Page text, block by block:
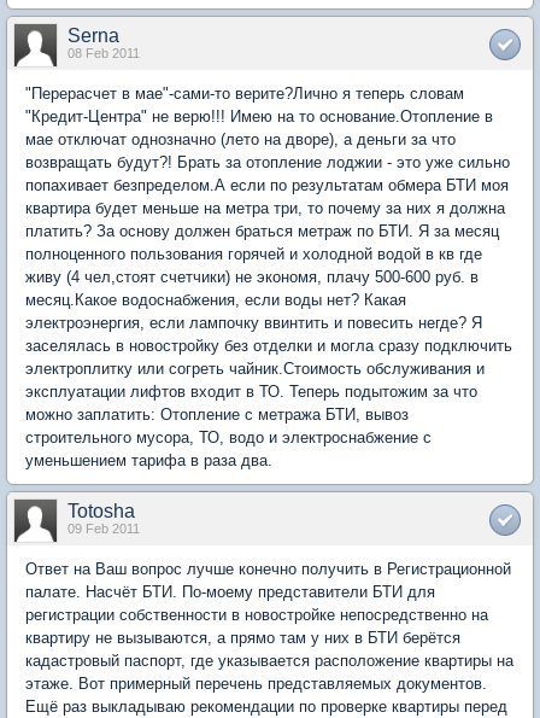
Serna
08 Feb 2011
"Перерасчет в мае"-сами-то верите?Лично я теперь словам
"Кредит-Центра" не верю!!! Имею на то основание.Отопление в
мае отключат однозначно (лето на дворе), а деньги за что
возвращать будут?! Брать за отопление лоджии - это уже сильно
попахивает безпределом.А если по результатам обмера БТИ моя
квартира будет меньше на метра три, то почему за них я должна
платить? За основу должен браться метраж по БТИ. Я за месяц
полноценного пользования горячей и холодной водой в кв где
живу (4 чел,стоят счетчики) не экономя, плачу 500-600 руб. в
месяц.Какое водоснабжения, если воды нет? Какая
электроэнергия, если лампочку ввинтить и повесить негде? Я
заселялась в новостройку без отделки и могла сразу подключить
электроплитку или согреть чайник.Стоимость обслуживания и
эксплуатации лифтов входит в ТО. Теперь подытожим за что
можно заплатить: Отопление с метража БТИ, вывоз
строительного мусора, ТО, водо и электроснабжение с
уменьшением тарифа в раза два.
Totosha
09 Feb 2011
Ответ на Ваш вопрос лучше конечно получить в Регистрационной
палате. Насчёт БТИ. По-моему представители БТИ для
регистрации собственности в новостройке непосредственно на
квартиру не вызываются, а прямо там у них в БТИ берётся
кадастровый паспорт, где указывается расположение квартиры на
этаже. Вот примерный перечень представляемых документов.
Ещё раз выкладываю рекомендации по проверке квартиры перед